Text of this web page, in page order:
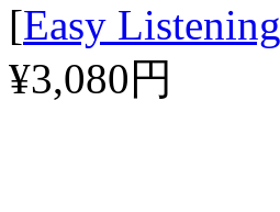
[Easy Listening
¥3,080円